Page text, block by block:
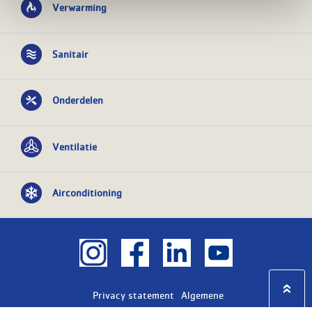
Verwarming
Sanitair
Onderdelen
Ventilatie
Airconditioning
Privacy statement
Algemene